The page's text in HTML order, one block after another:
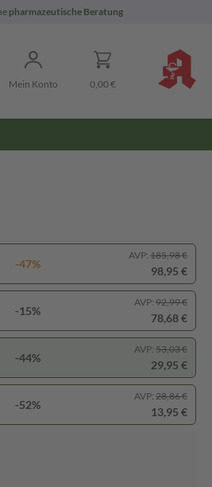
pharmazeutische Beratung
Mein Konto 0,00 €
-47%
AVP: 185,98 €
98,95 €
-15%
AVP: 92,99 €
78,68 €
-44%
AVP: 53,03 €
29,95 €
-52%
AVP: 28,86 €
13,95 €